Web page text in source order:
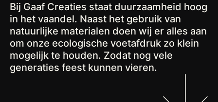
Bij Gaaf Creaties staat duurzaamheid hoog
in het vaandel. Naast het gebruik van
natuurlijke materialen doen wij er alles aan
om onze ecologische voetafdruk zo klein
mogelijk te houden. Zodat nog vele
generaties feest kunnen vieren.